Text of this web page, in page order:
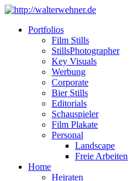
Portfolios
Film Stills
StillsPhotographer
Key Visuals
Werbung
Corporate
Bier Stills
Editorials
Schauspieler
Film Plakate
Personal
Landscape
Freie Arbeiten
Home
Heiraten